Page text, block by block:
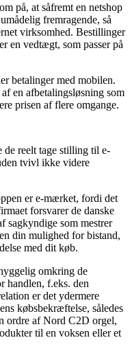
på, at såfremt en netshop
fremragende, så
virksomhed. Bestillinger
en vedtægt, som passer på
betalinger med mobilen.
en afbetalingsløsning som
prisen af flere omgange.
de reelt tage stilling til e-
tvivl ikke videre
er e-mærket, fordi det
forsvarer de danske
sagkyndige som mestrer
din mulighed for bistand,
med dit køb.
omkring de
handlen, f.eks. den
er det ydermere
købsbekræftelse, således
ordre af Nord C2D orgel,
til en voksen eller et